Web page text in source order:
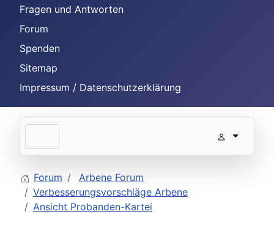
Fragen und Antworten
Forum
Spenden
Sitemap
Impressum / Datenschutzerklärung
Forum
Arbene Forum
Verbesserungsvorschläge Arbene
Ansicht Probanden-Kartei